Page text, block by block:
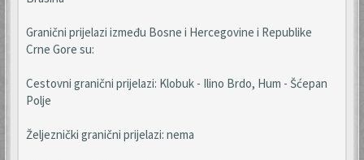
Granični prijelazi između Bosne i Hercegovine i Republike
Crne Gore su:
Cestovni granični prijelazi: Klobuk - Ilino Brdo, Hum - Šćepan
Polje
Željeznički granični prijelazi: nema